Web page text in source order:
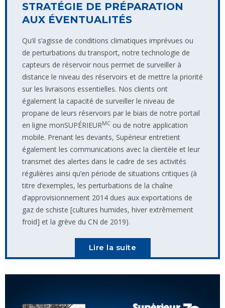
STRATÉGIE DE PRÉPARATION
AUX ÉVENTUALITÉS
Qu’il s’agisse de conditions climatiques imprévues ou
de perturbations du transport, notre technologie de
capteurs de réservoir nous permet de surveiller à
distance le niveau des réservoirs et de mettre la priorité
sur les livraisons essentielles. Nos clients ont
également la capacité de surveiller le niveau de
propane de leurs réservoirs par le biais de notre portail
en ligne monSUPÉRIEURMC ou de notre application
mobile. Prenant les devants, Supérieur entretient
également les communications avec la clientèle et leur
transmet des alertes dans le cadre de ses activités
régulières ainsi qu’en période de situations critiques (à
titre d‘exemples, les perturbations de la chaîne
d’approvisionnement 2014 dues aux exportations de
gaz de schiste [cultures humides, hiver extrêmement
froid] et la grève du CN de 2019).
Lire la suite